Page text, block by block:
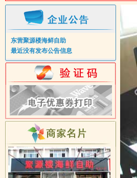
东营聚源楼海鲜自助
最近没有发布公告信息